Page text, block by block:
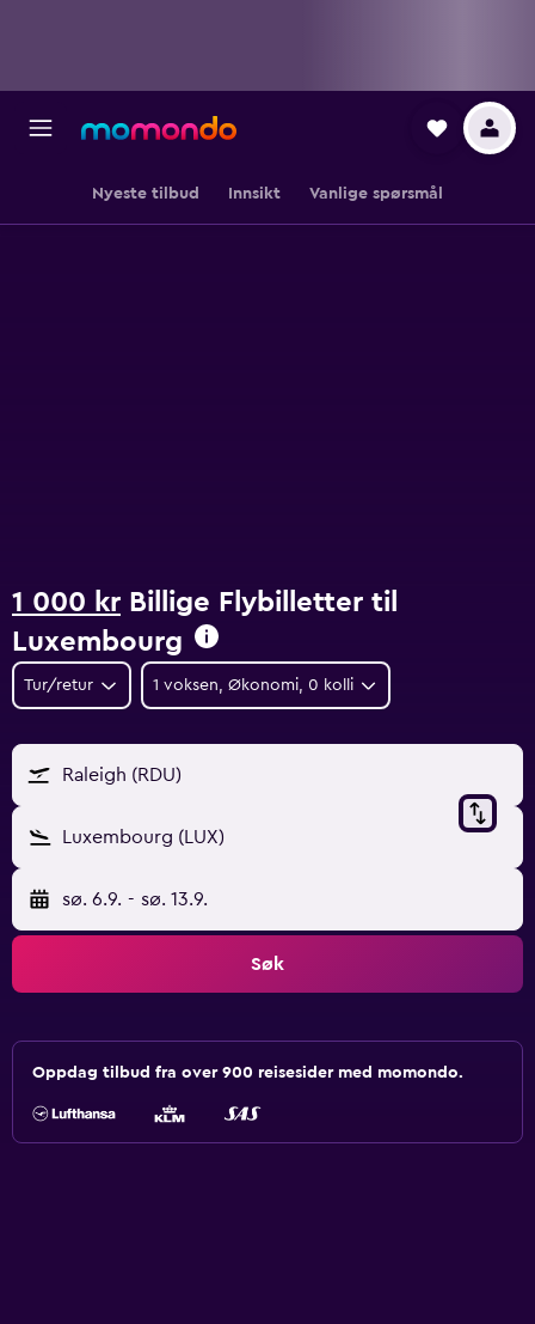
Nyeste tilbud Innsikt Vanlige spørsmål
1 000 kr Billige Flybilletter til
Luxembourg
Tur/retur 1 voksen, Økonomi, 0 kolli
Raleigh (RDU)
Luxembourg (LUX)
sø. 6.9. - sø. 13.9.
Søk
Oppdag tilbud fra over 900 reisesider med momondo.